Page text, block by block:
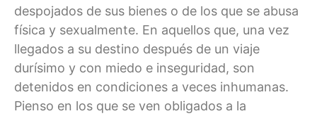
despojados de sus bienes o de los que se abusa
física y sexualmente. En aquellos que, una vez
llegados a su destino después de un viaje
durísimo y con miedo e inseguridad, son
detenidos en condiciones a veces inhumanas.
Pienso en los que se ven obligados a la